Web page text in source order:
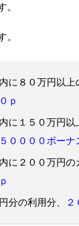
。
。
に８０万円以上
ｐ
に１５０万円以
５００００ボーナ
に２００万円の
分の利用分、